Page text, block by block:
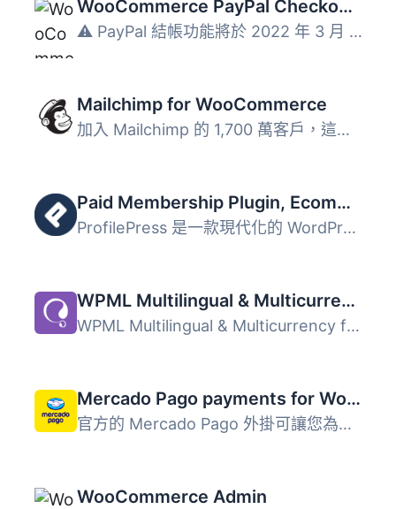
WooCommerce PayPal Checkout Payment Gateway
⚠️ PayPal 結帳功能將於 2022 年 3 月 1 日停止支援，外掛的...
Mailchimp for WooCommerce
加入 Mailchimp 的 1,700 萬客戶，這是全球最大的行銷自動化...
Paid Membership Plugin, Ecommerce, User Registration Form, Login Form, User Profile & Restrict Content – ProfilePress
ProfilePress 是一款現代化的 WordPress 會員外掛，專為電子...
WPML Multilingual & Multicurrency for WooCommerce
WPML Multilingual & Multicurrency for WooCommerce 是...
Mercado Pago payments for WooCommerce
官方的 Mercado Pago 外掛可讓您為您的網路商店處理付款，讓...
WooCommerce Admin